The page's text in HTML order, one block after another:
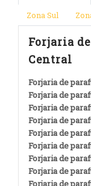
Zona Sul
Forjaria
Central
Forjaria de
Forjaria de
Forjaria de
Forjaria de
Forjaria de
Forjaria de
Forjaria de
Forjaria de
Forjaria de